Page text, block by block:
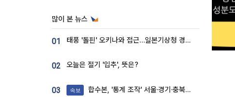
많이 본 뉴스
01 태풍 '돌핀' 오키나와 접근…일본기상청 경로 업데이트
02 오늘은 절기 '입추', 뜻은?
03 속보 합수본, '통계 조작' 서울·경기·충북 선관위 등 추가 압수수색